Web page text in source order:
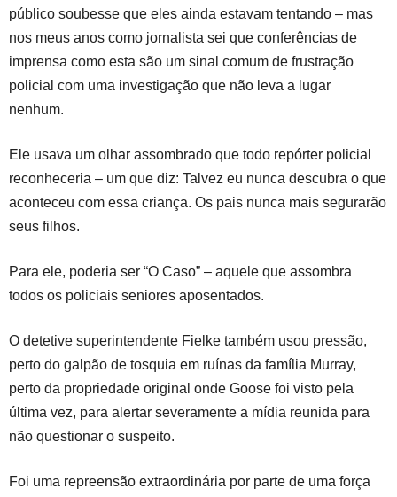
público soubesse que eles ainda estavam tentando – mas
nos meus anos como jornalista sei que conferências de
imprensa como esta são um sinal comum de frustração
policial com uma investigação que não leva a lugar
nenhum.
Ele usava um olhar assombrado que todo repórter policial
reconheceria – um que diz: Talvez eu nunca descubra o que
aconteceu com essa criança. Os pais nunca mais segurarão
seus filhos.
Para ele, poderia ser “O Caso” – aquele que assombra
todos os policiais seniores aposentados.
O detetive superintendente Fielke também usou pressão,
perto do galpão de tosquia em ruínas da família Murray,
perto da propriedade original onde Goose foi visto pela
última vez, para alertar severamente a mídia reunida para
não questionar o suspeito.
Foi uma repreensão extraordinária por parte de uma força